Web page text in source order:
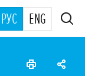
РУС ENG